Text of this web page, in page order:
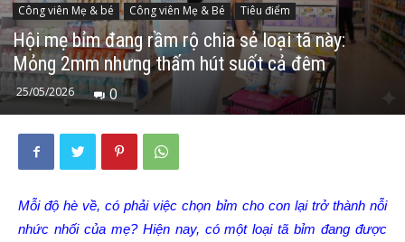
Công viên Mẹ & bé Công viên Mẹ & Bé Tiêu điểm
Hội mẹ bỉm đang rầm rộ chia sẻ loại tã này:
Mỏng 2mm nhưng thấm hút suốt cả đêm
25/05/2026 0
Mỗi độ hè về, có phải việc chọn bỉm cho con lại trở thành nỗi
nhức nhối của mẹ? Hiện nay, có một loại tã bỉm đang được